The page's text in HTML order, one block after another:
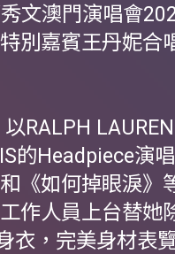
文澳門演唱會
別嘉賓王丹妮合
RALPH
的Headpiece演
《如何掉眼淚》
作人員上台替她
衣，完美身材表